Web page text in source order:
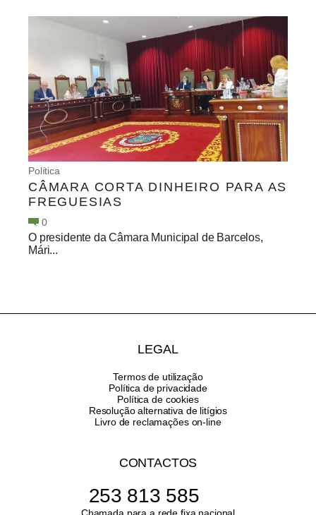
Política
CÂMARA CORTA DINHEIRO PARA AS
FREGUESIAS
0
O presidente da Câmara Municipal de Barcelos,
Mári...
LEGAL
Termos de utilização
Política de privacidade
Política de cookies
Resolução alternativa de litígios
Livro de reclamações on-line
CONTACTOS
253 813 585
Chamada para a rede fixa nacional